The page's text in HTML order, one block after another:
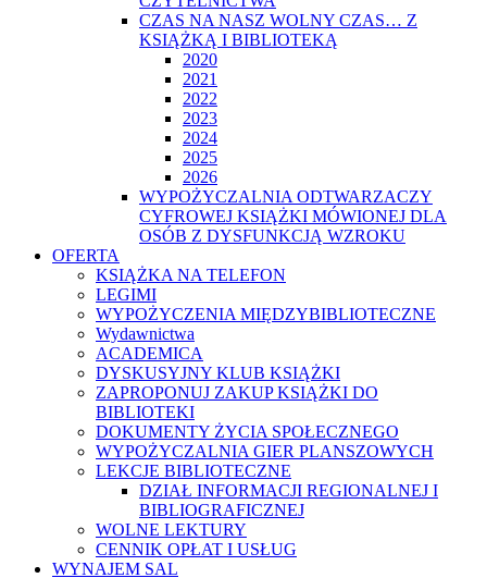
CZAS NA NASZ WOLNY CZAS… Z
KSIĄŻKĄ I BIBLIOTEKĄ
2020
2021
2022
2023
2024
2025
2026
WYPOŻYCZALNIA ODTWARZACZY
CYFROWEJ KSIĄŻKI MÓWIONEJ DLA
OSÓB Z DYSFUNKCJĄ WZROKU
OFERTA
KSIĄŻKA NA TELEFON
LEGIMI
WYPOŻYCZENIA MIĘDZYBIBLIOTECZNE
Wydawnictwa
ACADEMICA
DYSKUSYJNY KLUB KSIĄŻKI
ZAPROPONUJ ZAKUP KSIĄŻKI DO
BIBLIOTEKI
DOKUMENTY ŻYCIA SPOŁECZNEGO
WYPOŻYCZALNIA GIER PLANSZOWYCH
LEKCJE BIBLIOTECZNE
DZIAŁ INFORMACJI REGIONALNEJ I
BIBLIOGRAFICZNEJ
WOLNE LEKTURY
CENNIK OPŁAT I USŁUG
WYNAJEM SAL